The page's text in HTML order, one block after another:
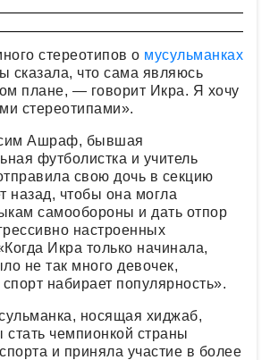
стереотипов о мусульманках
сказала, что сама являюсь
плане, — говорит Икра. Я хочу
стереотипами».
Ашраф, бывшая
футболистка и учитель
свою дочь в секцию
назад, чтобы она могла
самообороны и дать отпор
настроенных
Икра только начинала,
не так много девочек,
спорт набирает популярность».
носящая хиджаб,
чемпионкой страны
и приняла участие в более